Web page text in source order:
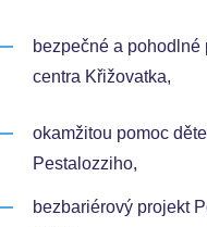
bezpečné a
centra Křižovatka,
okamžitou pomoc
Pestalozziho,
bezbariérový projekt